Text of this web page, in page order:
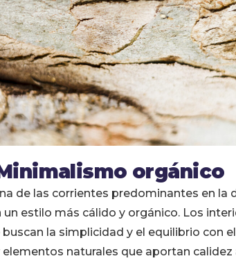
orgánico
de las corrientes predominantes en la
estilo más cálido y orgánico. Los
la simplicidad y el equilibrio con
naturales que aportan calidez